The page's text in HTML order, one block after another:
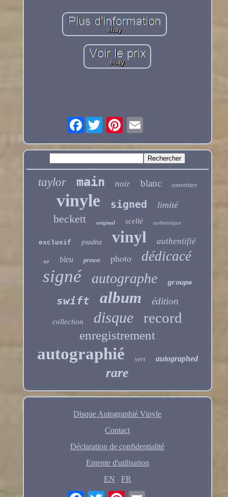
Facebook
taylor main noir blanc couverture
vinyle signed limité
beckett original scellé authentique
exclusif psadna vinyl authentifié
tcr bleu preuve photo dédicacé
signé autographe groupe
swift album édition
collection disque record
enregistrement
autographié vert autographed
rare
Disque Autographié Vinyle
Contact
Déclaration de confidentialité
Entente d'utilisation
EN
FR